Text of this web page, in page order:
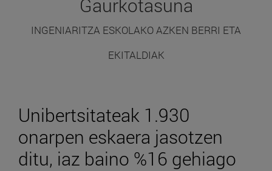
Gaurkotasuna
INGENIARITZA ESKOLAKO AZKEN BERRI ETA
EKITALDIAK
Unibertsitateak 1.930
onarpen eskaera jasotzen
ditu, iaz baino %16 gehiago